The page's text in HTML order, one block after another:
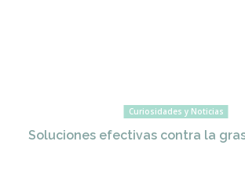
Curiosidades y Noticias
Soluciones efectivas contra la